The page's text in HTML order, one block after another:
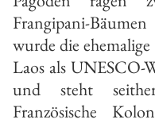
Frangipani-
wurde die
Laos als UNESCO-
und steht
Französische